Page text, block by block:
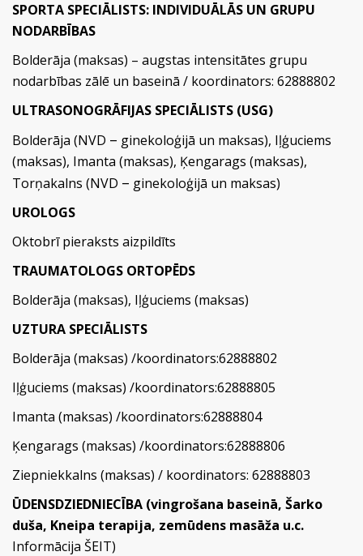
SPORTA SPECIĀLISTS: INDIVIDUĀLĀS UN GRUPU
NODARBĪBAS
Bolderāja (maksas) – augstas intensitātes grupu
nodarbības zālē un baseinā / koordinators: 62888802
ULTRASONOGRĀFIJAS SPECIĀLISTS (USG)
Bolderāja (NVD – ginekoloģijā un maksas), Iļģuciems
(maksas), Imanta (maksas), Ķengarags (maksas),
Torņakalns (NVD – ginekoloģijā un maksas)
UROLOGS
Oktobrī pieraksts aizpildīts
TRAUMATOLOGS ORTOPĒDS
Bolderāja (maksas), Iļģuciems (maksas)
UZTURA SPECIĀLISTS
Bolderāja (maksas) /koordinators:62888802
Iļģuciems (maksas) /koordinators:62888805
Imanta (maksas) /koordinators:62888804
Ķengarags (maksas) /koordinators:62888806
Ziepniekkalns (maksas) / koordinators: 62888803
ŪDENSDZIEDNIECĪBA (vingrošana baseinā, Šarko
duša, Kneipa terapija, zemūdens masāža u.c.
Informācija ŠEIT)